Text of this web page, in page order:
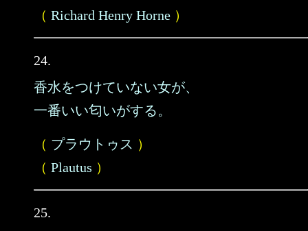
（ Richard Henry Horne ）
24.
香水をつけていない女が、
一番いい匂いがする。
（ プラウトゥス ）
（ Plautus ）
25.